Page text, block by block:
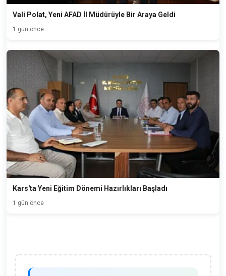
Vali Polat, Yeni AFAD İl Müdürüyle Bir Araya Geldi
1 gün önce
Kars'ta Yeni Eğitim Dönemi Hazırlıkları Başladı
1 gün önce